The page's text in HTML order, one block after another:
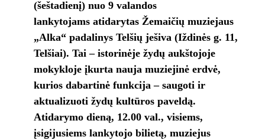
(šeštadienį) nuo 9 valandos
lankytojams atidarytas Žemaičių muziejaus
„Alka“ padalinys Telšių ješiva (Iždinės g. 11,
Telšiai). Tai – istorinėje žydų aukštojoje
mokykloje įkurta nauja muziejinė erdvė,
kurios dabartinė funkcija – saugoti ir
aktualizuoti žydų kultūros paveldą.
Atidarymo dieną, 12.00 val., visiems,
įsigijusiems lankytojo bilietą, muziejus